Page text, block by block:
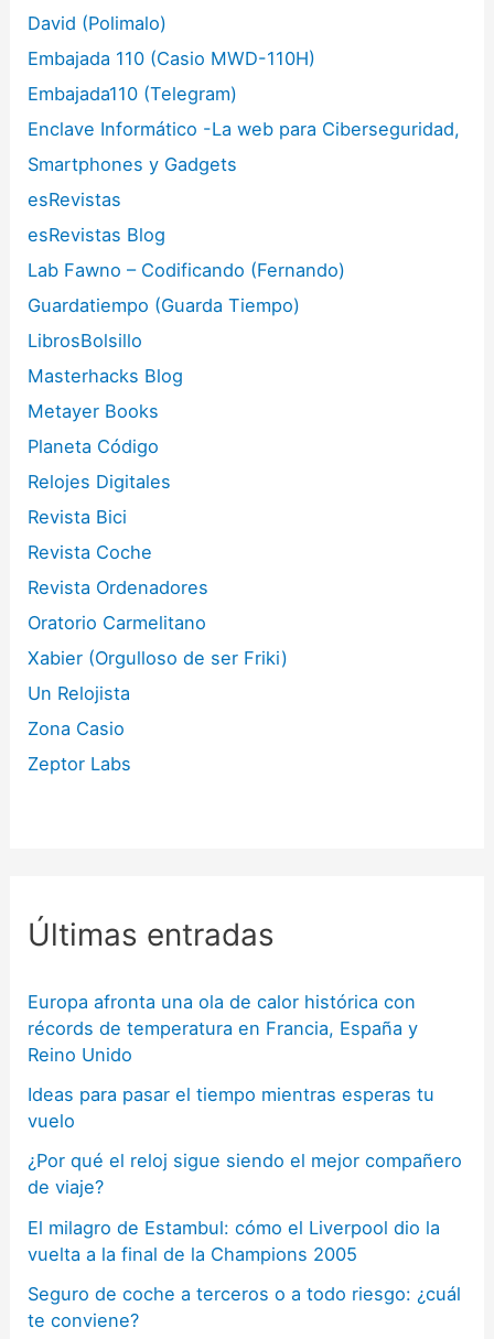
David (Polimalo)
Embajada 110 (Casio MWD-110H)
Embajada110 (Telegram)
Enclave Informático -La web para Ciberseguridad,
Smartphones y Gadgets
esRevistas
esRevistas Blog
Lab Fawno – Codificando (Fernando)
Guardatiempo (Guarda Tiempo)
LibrosBolsillo
Masterhacks Blog
Metayer Books
Planeta Código
Relojes Digitales
Revista Bici
Revista Coche
Revista Ordenadores
Oratorio Carmelitano
Xabier (Orgulloso de ser Friki)
Un Relojista
Zona Casio
Zeptor Labs
Últimas entradas
Europa afronta una ola de calor histórica con
récords de temperatura en Francia, España y
Reino Unido
Ideas para pasar el tiempo mientras esperas tu
vuelo
¿Por qué el reloj sigue siendo el mejor compañero
de viaje?
El milagro de Estambul: cómo el Liverpool dio la
vuelta a la final de la Champions 2005
Seguro de coche a terceros o a todo riesgo: ¿cuál
te conviene?